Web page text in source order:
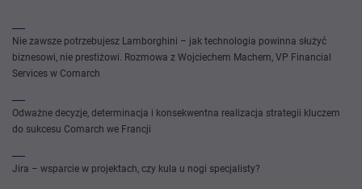
Nie zawsze potrzebujesz Lamborghini – jak technologia powinna służyć
biznesowi, nie prestiżowi. Rozmowa z Wojciechem Machem, VP Financial
Services w Comarch
Odważne decyzje, determinacja i konsekwentna realizacja strategii kluczem
do sukcesu Comarch we Francji
Jira – wsparcie w projektach, czy kula u nogi specjalisty?